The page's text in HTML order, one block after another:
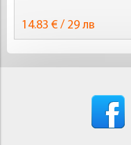
14.83 € / 29 лв